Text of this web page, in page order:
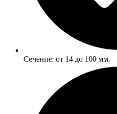
Сечение: от 14 до 100 мм.